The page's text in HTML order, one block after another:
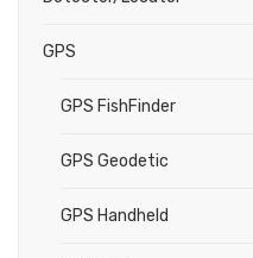
GPS
GPS FishFinder
GPS Geodetic
GPS Handheld